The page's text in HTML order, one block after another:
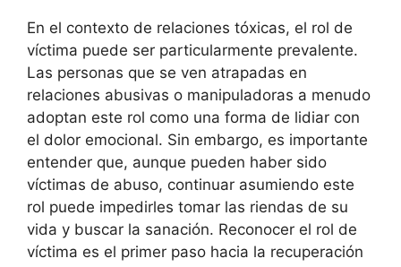
En el contexto de relaciones tóxicas, el rol de
víctima puede ser particularmente prevalente.
Las personas que se ven atrapadas en
relaciones abusivas o manipuladoras a menudo
adoptan este rol como una forma de lidiar con
el dolor emocional. Sin embargo, es importante
entender que, aunque pueden haber sido
víctimas de abuso, continuar asumiendo este
rol puede impedirles tomar las riendas de su
vida y buscar la sanación. Reconocer el rol de
víctima es el primer paso hacia la recuperación